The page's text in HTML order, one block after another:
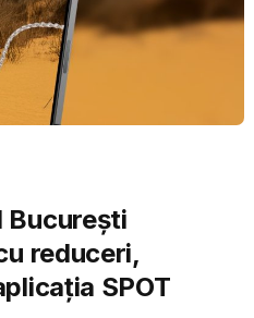
București
reduceri,
SPOT